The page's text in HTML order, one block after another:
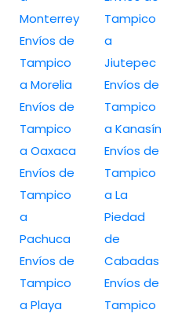
Monterrey
Envíos de
Tampico
a Morelia
Envíos de
Tampico
a Oaxaca
Envíos de
Tampico
a
Pachuca
Envíos de
Tampico
a Playa
Tampico
a
Jiutepec
Envíos de
Tampico
a Kanasín
Envíos de
Tampico
a La
Piedad
de
Cabadas
Envíos de
Tampico